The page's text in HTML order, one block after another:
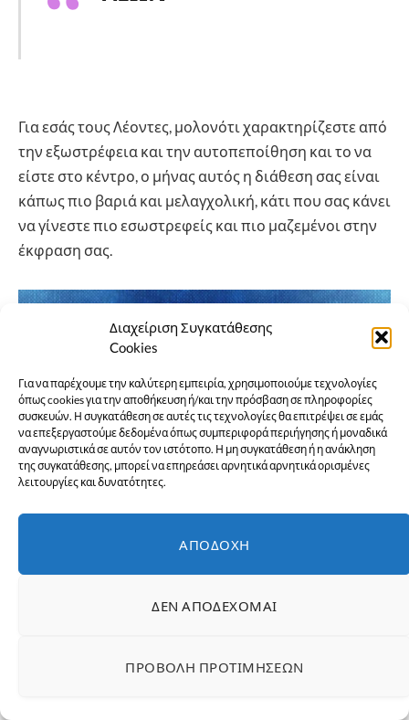
Διαχείριση Συγκατάθεσης
Cookies
Για να παρέχουμε την καλύτερη εμπειρία, χρησιμοποιούμε τεχνολογίες
όπως cookies για την αποθήκευση ή/και την πρόσβαση σε πληροφορίες
συσκευών. Η συγκατάθεση σε αυτές τις τεχνολογίες θα επιτρέψει σε εμάς
να επεξεργαστούμε δεδομένα όπως συμπεριφορά περιήγησης ή μοναδικά
αναγνωριστικά σε αυτόν τον ιστότοπο. Η μη συγκατάθεση ή η ανάκληση
της συγκατάθεσης, μπορεί να επηρεάσει αρνητικά αρνητικά ορισμένες
λειτουργίες και δυνατότητες.
ΑΠΟΔΟΧΉ
ΔΕΝ ΑΠΟΔΈΧΟΜΑΙ
ΠΡΟΒΟΛΉ ΠΡΟΤΙΜΉΣΕΩΝ
Για εσάς τους Λέοντες, μολονότι χαρακτηρίζεστε από
την εξωστρέφεια και την αυτοπεποίθηση και το να
είστε στο κέντρο, ο μήνας αυτός η διάθεση σας είναι
κάπως πιο βαριά και μελαγχολική, κάτι που σας κάνει
να γίνεστε πιο εσωστρεφείς και πιο μαζεμένοι στην
έκφραση σας.